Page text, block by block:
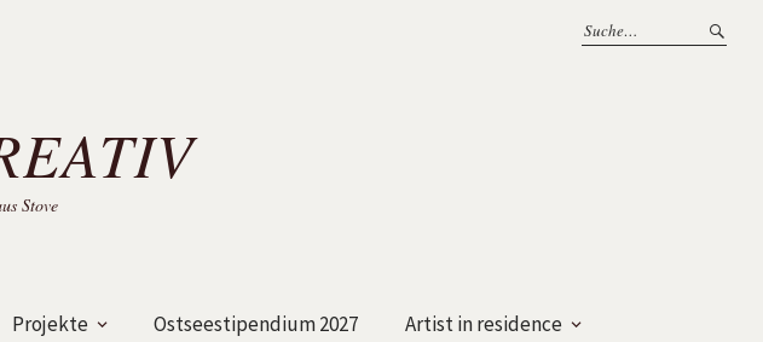
Stove
Projekte Ostseestipendium 2027 Artist in residence